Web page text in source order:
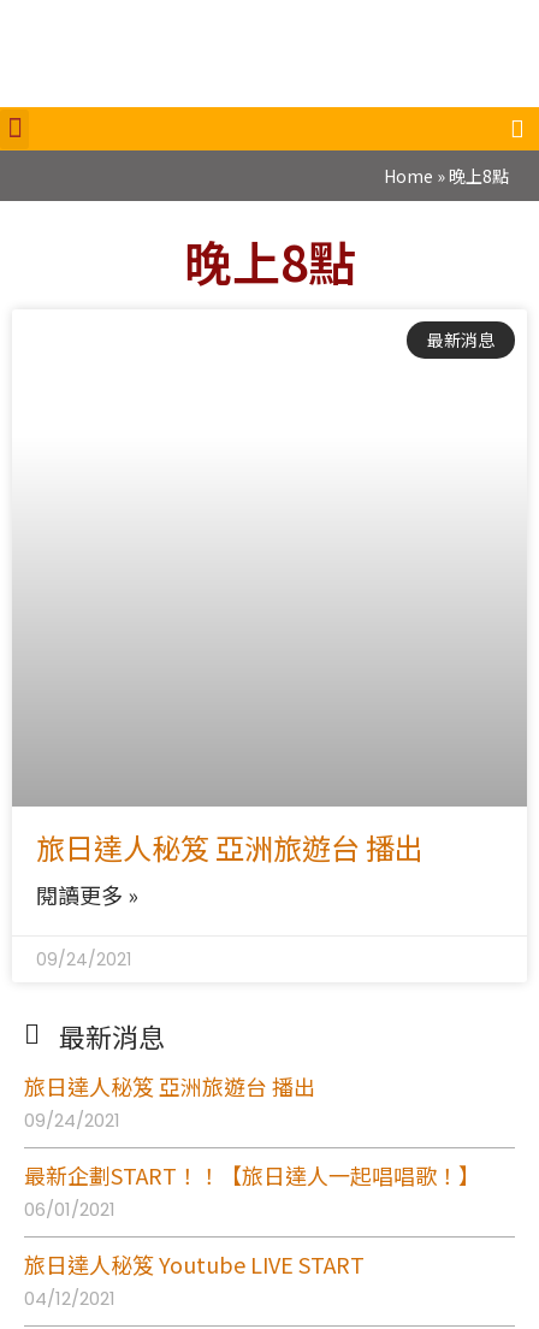
Home »晚上8點
晚上8點
最新消息
旅日達人秘笈 亞洲旅遊台 播出
閱讀更多 »
09/24/2021
最新消息
旅日達人秘笈 亞洲旅遊台 播出
09/24/2021
最新企劃START！！【旅日達人一起唱唱歌！】
06/01/2021
旅日達人秘笈 Youtube LIVE START
04/12/2021